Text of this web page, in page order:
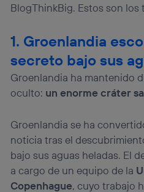
BlogThinkBig. Estos son
1. Groenlandia
secreto bajo sus
Groenlandia ha mantenido
oculto: un enorme cráter
Groenlandia se ha
noticia tras el
bajo sus aguas heladas. El
a cargo de un equipo de la
Copenhague, cuyo trabajo